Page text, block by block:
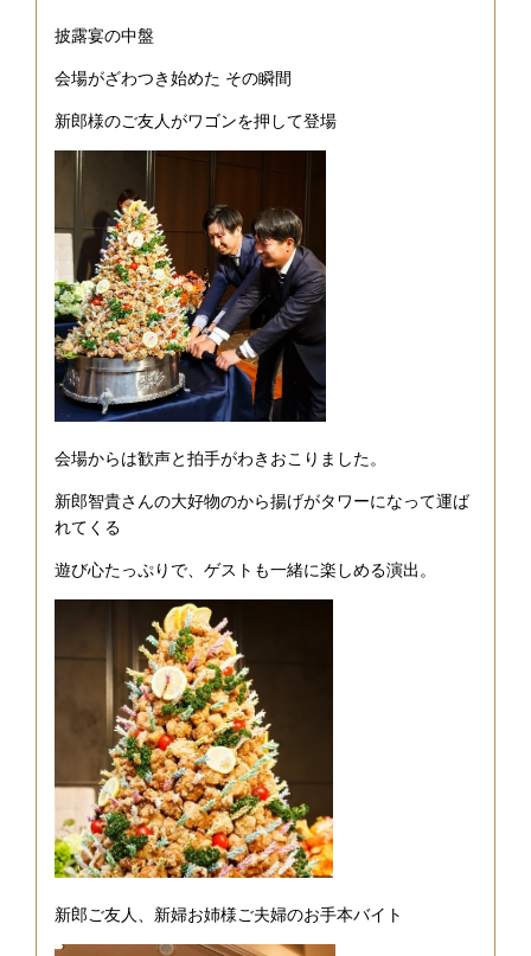
披露宴の中盤
会場がざわつき始めた その瞬間
新郎様のご友人がワゴンを押して登場
会場からは歓声と拍手がわきおこりました。
新郎智貴さんの大好物のから揚げがタワーになって運ば
れてくる
遊び心たっぷりで、ゲストも一緒に楽しめる演出。
新郎ご友人、新婦お姉様ご夫婦のお手本バイト